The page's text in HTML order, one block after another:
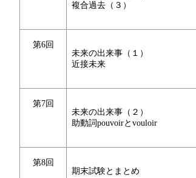
複合過去（３）
第6回
未来の出来事（１）
近接未来
第7回
未来の出来事（２）
助動詞pouvoirとvouloir
第8回
期末試験とまとめ